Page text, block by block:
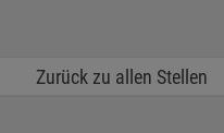
Zurück zu allen Stellen